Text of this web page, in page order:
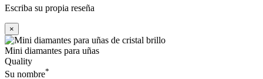
Escriba su propia reseña
×
Mini diamantes para uñas
Quality
Su nombre*